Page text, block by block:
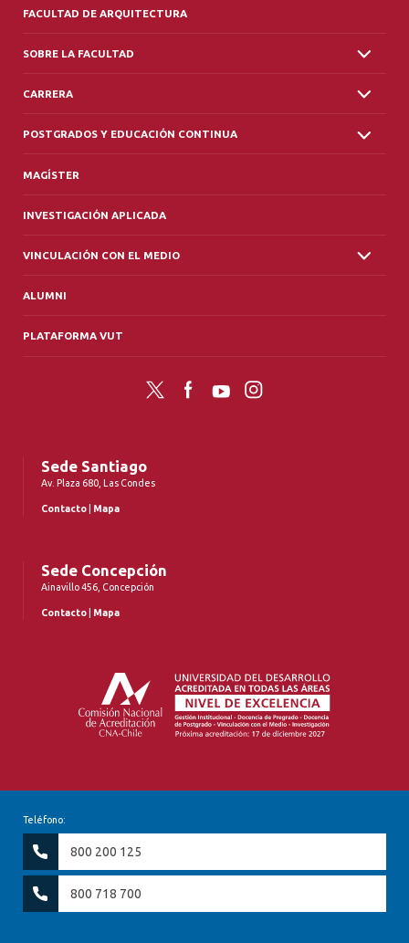
FACULTAD DE ARQUITECTURA
SOBRE LA FACULTAD
CARRERA
POSTGRADOS Y EDUCACIÓN CONTINUA
MAGÍSTER
INVESTIGACIÓN APLICADA
VINCULACIÓN CON EL MEDIO
ALUMNI
PLATAFORMA VUT
Twitter FacebookYouTubeInstagram
Sede Santiago
Av. Plaza 680, Las Condes
Contacto Mapa
Sede Concepción
Ainavillo 456, Concepción
Contacto Mapa
Teléfono:
800 200 125
800 718 700